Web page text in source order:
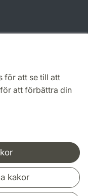
för att se till att
att förbättra din
kakor